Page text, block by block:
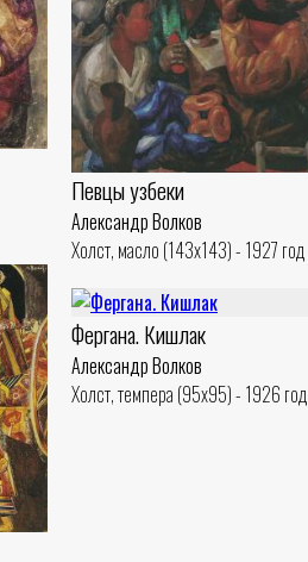
Певцы узбеки
Александр Волков
Холст, масло (143x143) - 1927 год
Фергана. Кишлак
Александр Волков
Холст, темпера (95x95) - 1926 год